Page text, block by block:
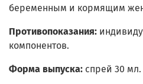
беременным и кормящим
Противопоказания:
компонентов.
Форма выпуска: спрей 30 мл.